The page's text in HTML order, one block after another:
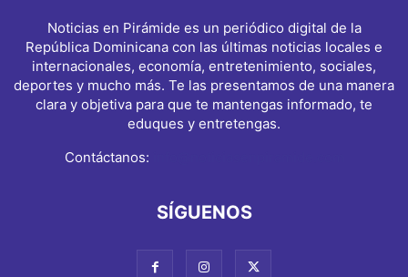
Noticias en Pirámide es un periódico digital de la
República Dominicana con las últimas noticias locales e
internacionales, economía, entretenimiento, sociales,
deportes y mucho más. Te las presentamos de una manera
clara y objetiva para que te mantengas informado, te
eduques y entretengas.
Contáctanos:
SÍGUENOS